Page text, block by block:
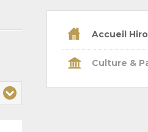
Accueil
Culture &